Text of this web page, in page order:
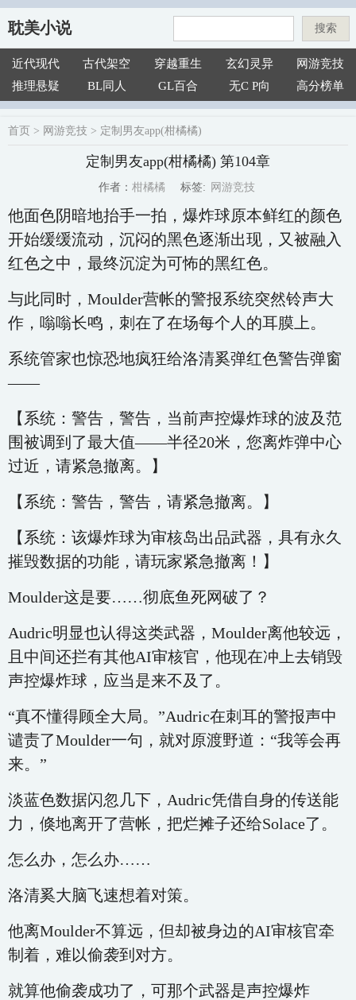
耽美小说 搜索
近代现代 古代架空 穿越重生 玄幻灵异
网游竞技
推理悬疑
BL同人 GL百合 无C P向 高分榜单
首页 > 网游竞技 > 定制男友app(柑橘橘)
定制男友app(柑橘橘) 第104章
作者： 柑橘橘 标签: 网游竞技
他面色阴暗地抬手一拍，爆炸球原本鲜红的颜色
开始缓缓流动，沉闷的黑色逐渐出现，又被融入
红色之中，最终沉淀为可怖的黑红色。
与此同时，Moulder营帐的警报系统突然铃声大
作，嗡嗡长鸣，刺在了在场每个人的耳膜上。
系统管家也惊恐地疯狂给洛清奚弹红色警告弹窗
——
【系统：警告，警告，当前声控爆炸球的波及范
围被调到了最大值——半径20米，您离炸弹中心
过近，请紧急撤离。】
【系统：警告，警告，请紧急撤离。】
【系统：该爆炸球为审核岛出品武器，具有永久
摧毁数据的功能，请玩家紧急撤离！】
Moulder这是要……彻底鱼死网破了？
Audric明显也认得这类武器，Moulder离他较远，
且中间还拦有其他AI审核官，他现在冲上去销毁
声控爆炸球，应当是来不及了。
“真不懂得顾全大局。”Audric在刺耳的警报声中
谴责了Moulder一句，就对原渡野道：“我等会再
来。”
淡蓝色数据闪忽几下，Audric凭借自身的传送能
力，倏地离开了营帐，把烂摊子还给Solace了。
怎么办，怎么办……
洛清奚大脑飞速想着对策。
他离Moulder不算远，但却被身边的AI审核官牵
制着，难以偷袭到对方。
就算他偷袭成功了，可那个武器是声控爆炸